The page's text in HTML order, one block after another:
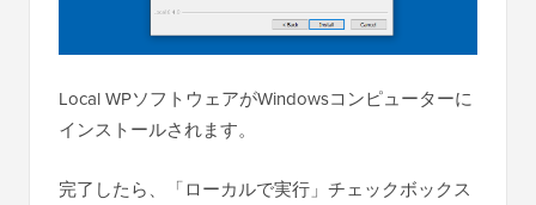
Local WPソフトウェアがWindowsコンピューターに
インストールされます。
完了したら、「ローカルで実行」チェックボックス